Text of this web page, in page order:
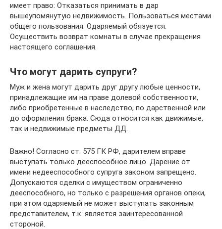
имеет право: Отказаться принимать в дар
вышеупомянутую недвижимость. Пользоваться местами
общего пользования. Одаряемый обязуется:
Осуществить возврат комнаты в случае прекращения
настоящего соглашения.
Что могут дарить супруги?
Муж и жена могут дарить друг другу любые ценности,
принадлежащие им на праве долевой собственности,
либо приобретенные в наследство, по дарственной или
до оформления брака. Сюда относится как движимые,
так и недвижимые предметы ДД.
Важно! Согласно ст. 575 ГК РФ, дарителем вправе
выступать только дееспособное лицо. Дарение от
имени недееспособного супруга законом запрещено.
Допускаются сделки с имуществом ограниченно
дееспособного, но только с разрешения органов опеки,
при этом одаряемый не может выступать законным
представителем, т.к. является заинтересованной
стороной.